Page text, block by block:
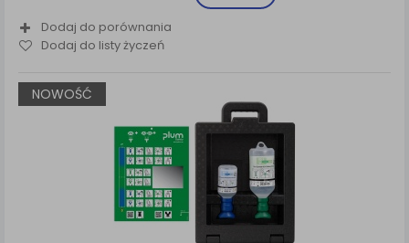
Dodaj do porównania
Dodaj do listy życzeń
NOWOŚĆ